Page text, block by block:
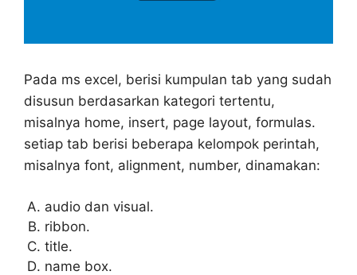
Pada ms excel, berisi kumpulan tab yang sudah
disusun berdasarkan kategori tertentu,
misalnya home, insert, page layout, formulas.
setiap tab berisi beberapa kelompok perintah,
misalnya font, alignment, number, dinamakan:
audio dan visual.
ribbon.
title.
name box.